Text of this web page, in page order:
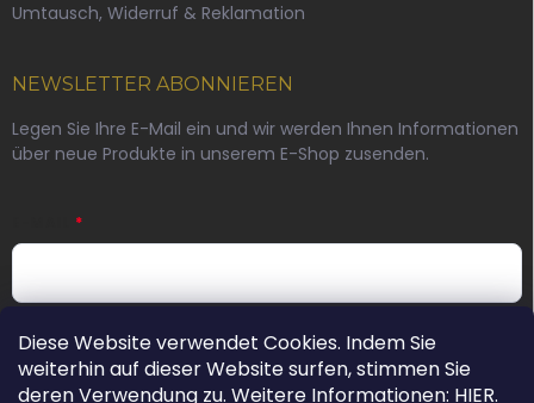
Diese Website verwendet Cookies. Indem Sie
weiterhin auf dieser Website surfen, stimmen Sie
deren Verwendung zu. Weitere Informationen: HIER.
Umtausch, Widerruf & Reklamation
NEWSLETTER ABONNIEREN
Legen Sie Ihre E-Mail ein und wir werden Ihnen Informationen
über neue Produkte in unserem E-Shop zusenden.
Durch die Angabe einer E-Mail-Adresse stimmen Sie der
Datenschutzerklärung zu.